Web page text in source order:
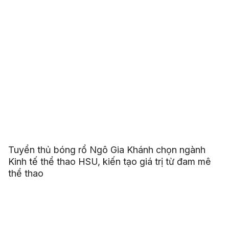
Tuyển thủ bóng rổ Ngô Gia Khánh chọn ngành
Kinh tế thể thao HSU, kiến tạo giá trị từ đam mê
thể thao